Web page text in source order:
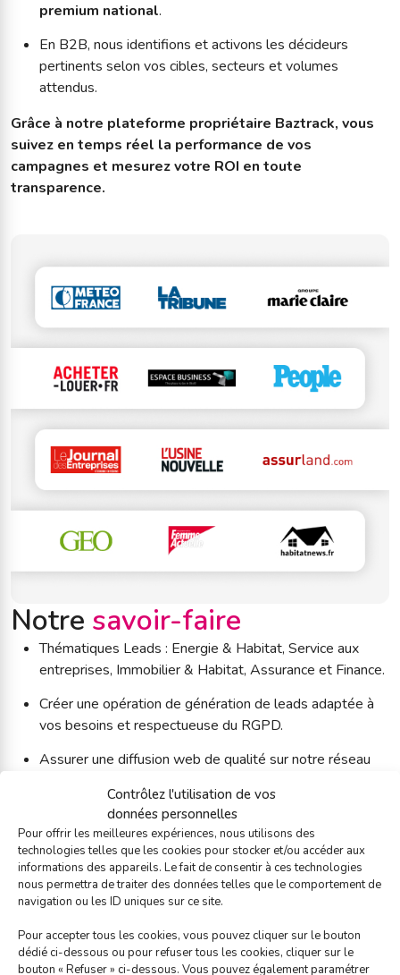
Contrôlez l'utilisation de vos
données personnelles
Pour offrir les meilleures expériences, nous utilisons des
technologies telles que les cookies pour stocker et/ou accéder aux
informations des appareils. Le fait de consentir à ces technologies
nous permettra de traiter des données telles que le comportement de
navigation ou les ID uniques sur ce site.
Pour accepter tous les cookies, vous pouvez cliquer sur le bouton
dédié ci-dessous ou pour refuser tous les cookies, cliquer sur le
bouton « Refuser » ci-dessous. Vous pouvez également paramétrer
premium national.
En B2B, nous identifions et activons les décideurs
pertinents selon vos cibles, secteurs et volumes
attendus.
Grâce à notre plateforme propriétaire Baztrack, vous
suivez en temps réel la performance de vos
campagnes et mesurez votre ROI en toute
transparence.
Notre savoir-faire
Thématiques Leads : Energie & Habitat, Service aux
entreprises, Immobilier & Habitat, Assurance et Finance.
Créer une opération de génération de leads adaptée à
vos besoins et respectueuse du RGPD.
Assurer une diffusion web de qualité sur notre réseau
(E-mailing, Google Ads, Facebook Ads, Native Ads,
SMS Ads, Appels découverte)
Maximiser votre ROI (Return on Investment) grâce à une
approche data-driven et orientée performance.